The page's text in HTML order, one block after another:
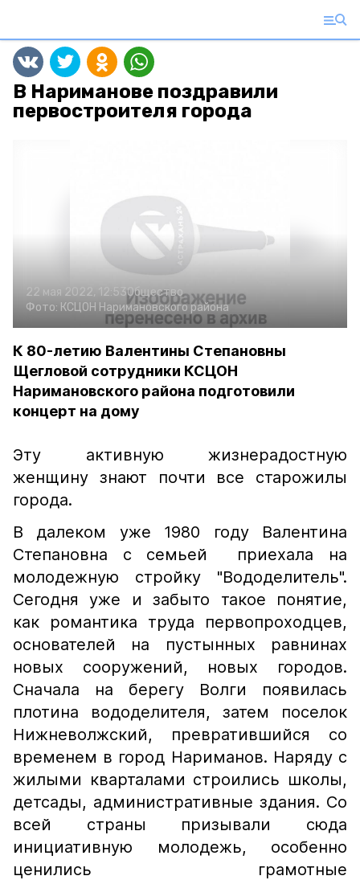
В Нариманове поздравили
первостроителя города
22 мая 2022, 12:53Общество
Фото: КСЦОН Наримановского района
К 80-летию Валентины Степановны
Щегловой сотрудники КСЦОН
Наримановского района подготовили
концерт на дому
Эту активную жизнерадостную
женщину знают почти все старожилы
города.
В далеком уже 1980 году Валентина
Степановна с семьей приехала на
молодежную стройку "Вододелитель".
Сегодня уже и забыто такое понятие,
как романтика труда первопроходцев,
основателей на пустынных равнинах
новых сооружений, новых городов.
Сначала на берегу Волги появилась
плотина вододелителя, затем поселок
Нижневолжский, превратившийся со
временем в город Нариманов. Наряду с
жилыми кварталами строились школы,
детсады, административные здания. Со
всей страны призывали сюда
инициативную молодежь, особенно
ценились грамотные